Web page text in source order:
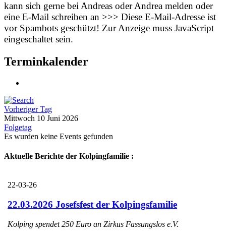
kann sich gerne bei Andreas oder Andrea melden oder
eine E-Mail schreiben an >>> Diese E-Mail-Adresse ist
vor Spambots geschützt! Zur Anzeige muss JavaScript
eingeschaltet sein.
Terminkalender
Vorheriger Tag
Mittwoch 10 Juni 2026
Folgetag
Es wurden keine Events gefunden
Aktuelle Berichte der Kolpingfamilie :
22-03-26
22.03.2026 Josefsfest der Kolpingsfamilie
Kolping spendet 250 Euro an Zirkus Fassungslos e.V.